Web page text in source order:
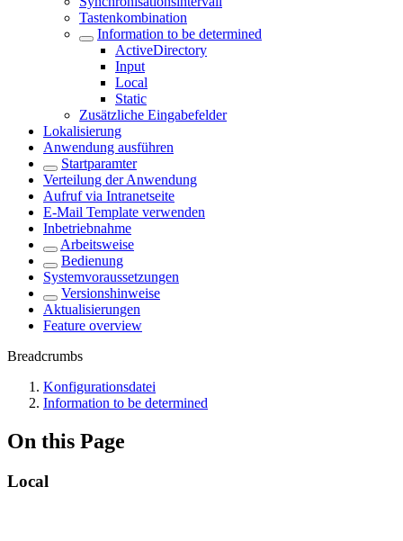
Tastenkombination
Information to be determined
ActiveDirectory
Input
Local
Static
Zusätzliche Eingabefelder
Lokalisierung
Anwendung ausführen
Startparamter
Verteilung der Anwendung
Aufruf via Intranetseite
E-Mail Template verwenden
Inbetriebnahme
Arbeitsweise
Bedienung
Systemvoraussetzungen
Versionshinweise
Aktualisierungen
Feature overview
Breadcrumbs
Konfigurationsdatei
Information to be determined
On this Page
Local